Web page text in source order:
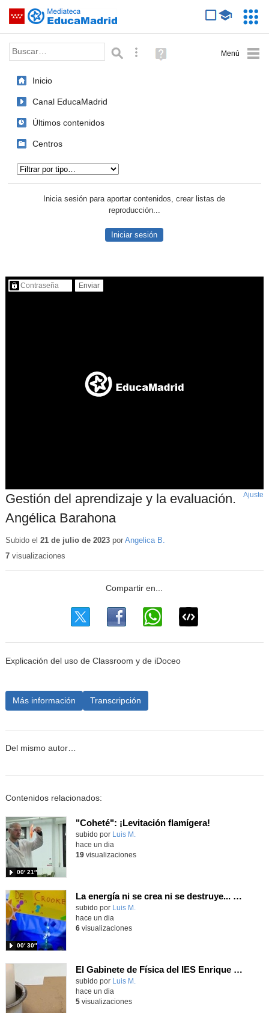
Saltar navegación
Palabra o frase: Búsqueda avanzada
Ayuda
(en
Inicio
Canal EducaMadrid
Últimos contenidos
Centros
Inicia sesión para aportar contenidos, crear listas de
reproducción...
Iniciar sesión
Contenido protegido…
Gestión del aprendizaje y la evaluación.
Angélica Barahona
Ajuste
Subido el 21 de julio de 2023por Angelica B.
7visualizaciones
Explicación del uso de Classroom y de iDoceo
Más información Transcripción
Del mismo autor…
Contenidos relacionados:
"Coheté": ¡Levitación flamígera!
Contenido educativo.
subido por Luis M.
00′ 21″
hace un dia
19visualizaciones
La energía ni se crea ni se destruye... ¡se experimenta! El Tierno en la Feria Madrid es Ciencia 2026
Contenido educativo.
subido por Luis M.
00′ 30″
hace un dia
6visualizaciones
El Gabinete de Física del IES Enrique Tierno Galván de Parla (Curso 25-26)
Contenido educativo.
subido por Luis M.
hace un dia
5visualizaciones